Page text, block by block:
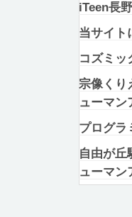
iTeen長
当サイト
コズミッ
宗像くり
ューマン
プログラ
自由が丘
ューマン